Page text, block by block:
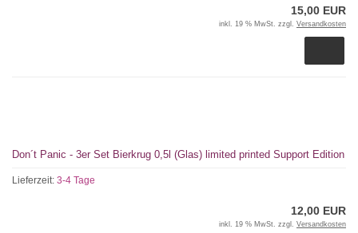
15,00 EUR
inkl. 19 % MwSt. zzgl. Versandkosten
Don´t Panic - 3er Set Bierkrug 0,5l (Glas) limited printed Support Edition
Lieferzeit: 3-4 Tage
12,00 EUR
inkl. 19 % MwSt. zzgl. Versandkosten